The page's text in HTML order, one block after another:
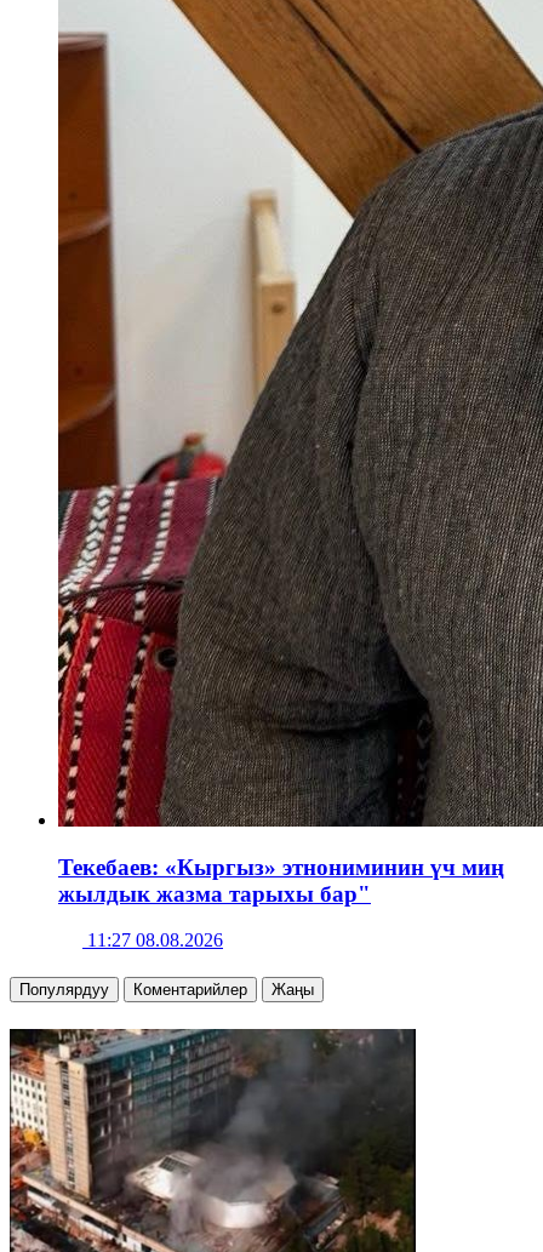
Текебаев: «Кыргыз» этнониминин үч миң
жылдык жазма тарыхы бар"
11:27 08.08.2026
Популярдуу Коментарийлер Жаңы